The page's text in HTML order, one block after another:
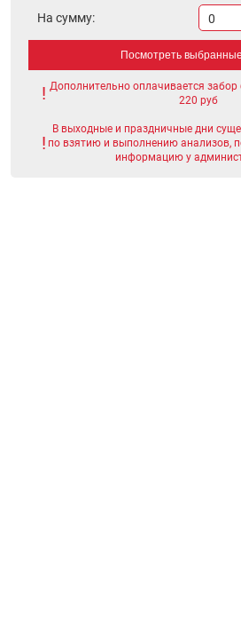
На сумму: 0
Посмотреть выбранные
Дополнительно оплачивается
220 руб
В выходные и праздничные дни
по взятию и выполнению анализов,
информацию у